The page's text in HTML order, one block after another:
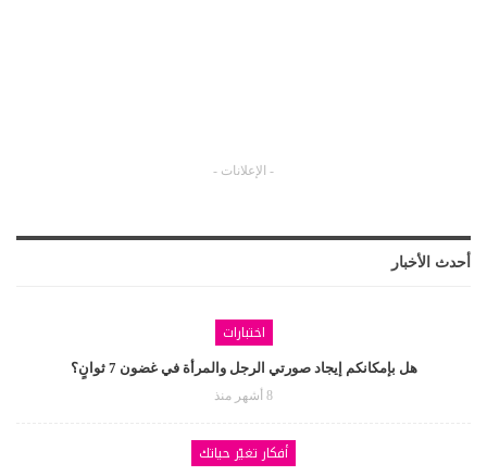
- الإعلانات -
أحدث الأخبار
اختبارات
هل بإمكانكم إيجاد صورتي الرجل والمرأة في غضون 7 ثوانٍ؟
8 أشهر منذ
أفكار تغيّر حياتك